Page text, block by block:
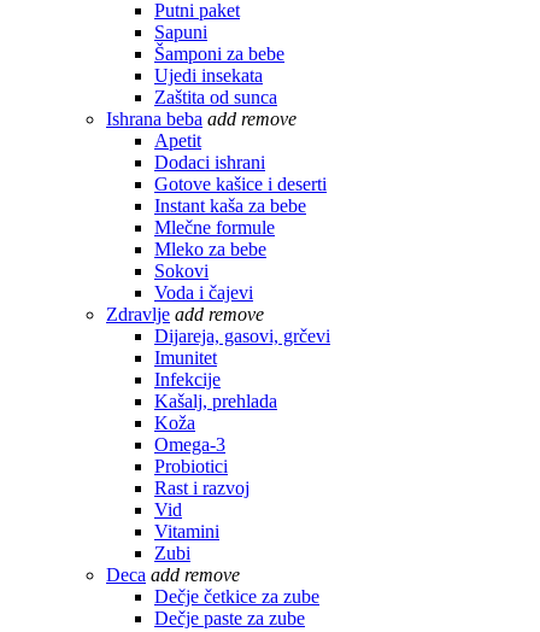
Putni paket
Sapuni
Šamponi za bebe
Ujedi insekata
Zaštita od sunca
Ishrana beba add remove
Apetit
Dodaci ishrani
Gotove kašice i deserti
Instant kaša za bebe
Mlečne formule
Mleko za bebe
Sokovi
Voda i čajevi
Zdravlje add remove
Dijareja, gasovi, grčevi
Imunitet
Infekcije
Kašalj, prehlada
Koža
Omega-3
Probiotici
Rast i razvoj
Vid
Vitamini
Zubi
Deca add remove
Dečje četkice za zube
Dečje paste za zube